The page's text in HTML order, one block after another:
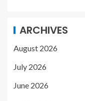
ARCHIVES
August 2026
July 2026
June 2026